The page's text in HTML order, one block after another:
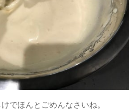
でほんとごめんなさいね。